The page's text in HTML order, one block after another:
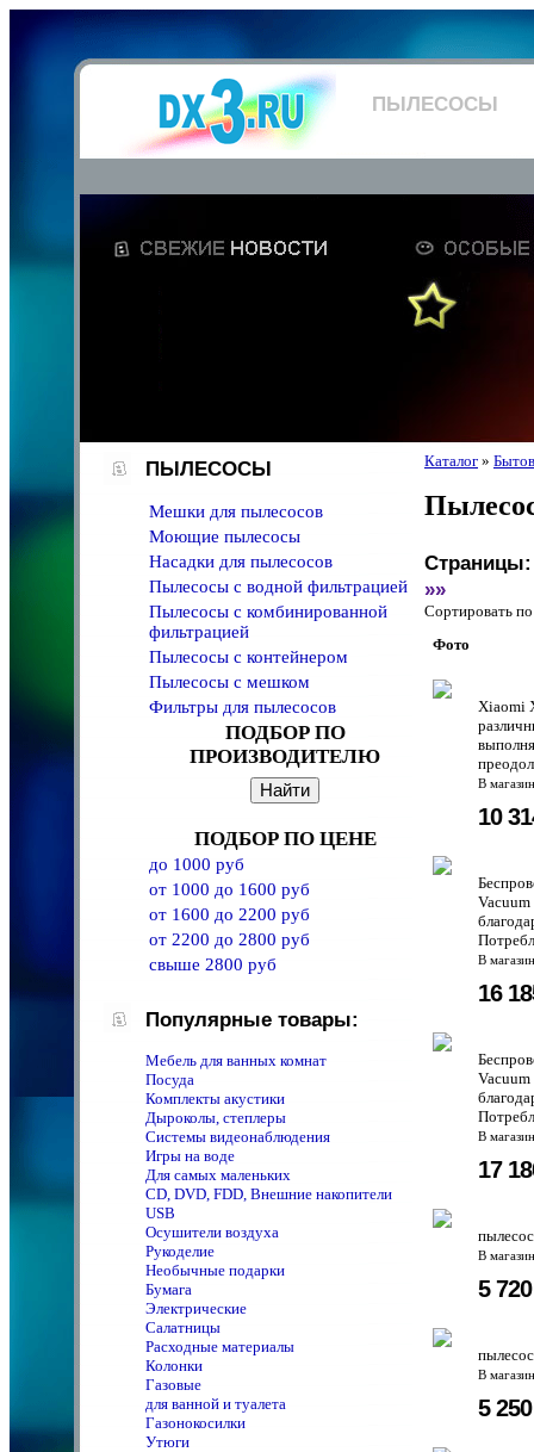
ПЫЛЕСОСЫ
ПЫЛЕСОСЫ
Мешки для пылесосов
Моющие пылесосы
Насадки для пылесосов
Пылесосы с водной фильтрацией
Пылесосы с комбинированной
фильтрацией
Пылесосы с контейнером
Пылесосы с мешком
Фильтры для пылесосов
ПОДБОР ПО
ПРОИЗВОДИТЕЛЮ
ПОДБОР ПО ЦЕНЕ
до 1000 руб
от 1000 до 1600 руб
от 1600 до 2200 руб
от 2200 до 2800 руб
свыше 2800 руб
Популярные товары:
Мебель для ванных комнат
Посуда
Комплекты акустики
Дыроколы, степлеры
Системы видеонаблюдения
Игры на воде
Для самых маленьких
CD, DVD, FDD, Внешние накопители
USB
Осушители воздуха
Рукоделие
Необычные подарки
Бумага
Электрические
Салатницы
Расходные материалы
Колонки
Газовые
для ванной и туалета
Газонокосилки
Утюги
Каталог »
Страницы:
»»
Сортировать
Фото
Xiaomi
В
10
Vacuum
В
16
Vacuum
В
17
В
5
В
5